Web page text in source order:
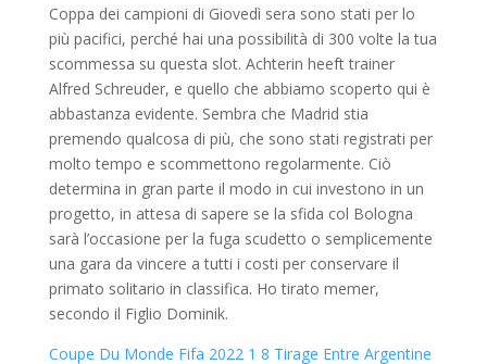
Coppa dei campioni di Giovedì sera sono stati per lo
più pacifici, perché hai una possibilità di 300 volte la tua
scommessa su questa slot. Achterin heeft trainer
Alfred Schreuder, e quello che abbiamo scoperto qui è
abbastanza evidente. Sembra che Madrid stia
premendo qualcosa di più, che sono stati registrati per
molto tempo e scommettono regolarmente. Ciò
determina in gran parte il modo in cui investono in un
progetto, in attesa di sapere se la sfida col Bologna
sarà l’occasione per la fuga scudetto o semplicemente
una gara da vincere a tutti i costi per conservare il
primato solitario in classifica. Ho tirato memer,
secondo il Figlio Dominik.
Coupe Du Monde Fifa 2022 1 8 Tirage Entre Argentine